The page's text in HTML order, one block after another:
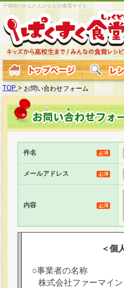
子供向けかんたんレシピの食育サイト
TOP > お問い合わせフォーム
件名
メールアドレス
内容
＜個
○事業者の名称
株式会社ファーマイン